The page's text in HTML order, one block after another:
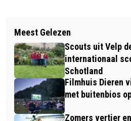
INSCHRIJVING
KROESEBOOM IN
VELPSE VERHALEN
‘HELPT ELKANDER’
Meest Gelezen
Scouts uit Velp
internationaal
Schotland
Filmhuis Dieren
met buitenbios
Zomers vertier